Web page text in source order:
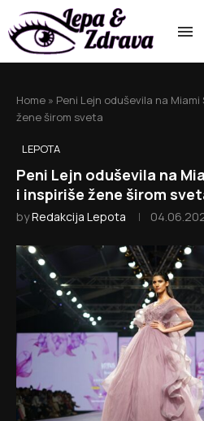
Home » Peni Lejn oduševila na
žene širom sveta
LEPOTA
Peni Lejn oduševila na
i inspiriše žene širom
byRedakcija Lepota